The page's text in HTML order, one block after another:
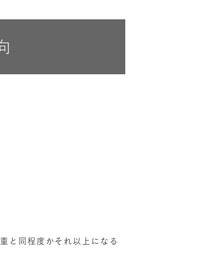
と同程度かそれ以上になる